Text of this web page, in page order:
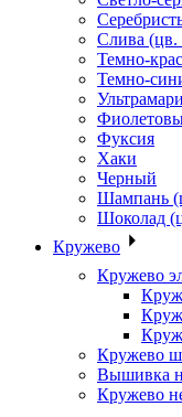
Слива (цв.
Темно-
Темно-
Фуксия
Хаки
Черный
Шампань
Шоколад
Кружево
Кружево
Кружево
Вышивка
Кружево